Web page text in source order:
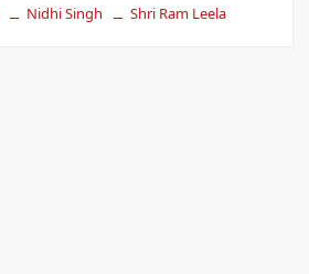
Nidhi Singh Shri Ram Leela